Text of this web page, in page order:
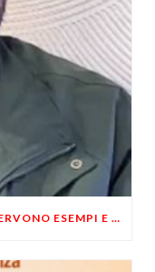
LIBERTÀ, LE IDEE NON BASTANO! SERVONO ESEMPI E UN PO’ DI COERENZA